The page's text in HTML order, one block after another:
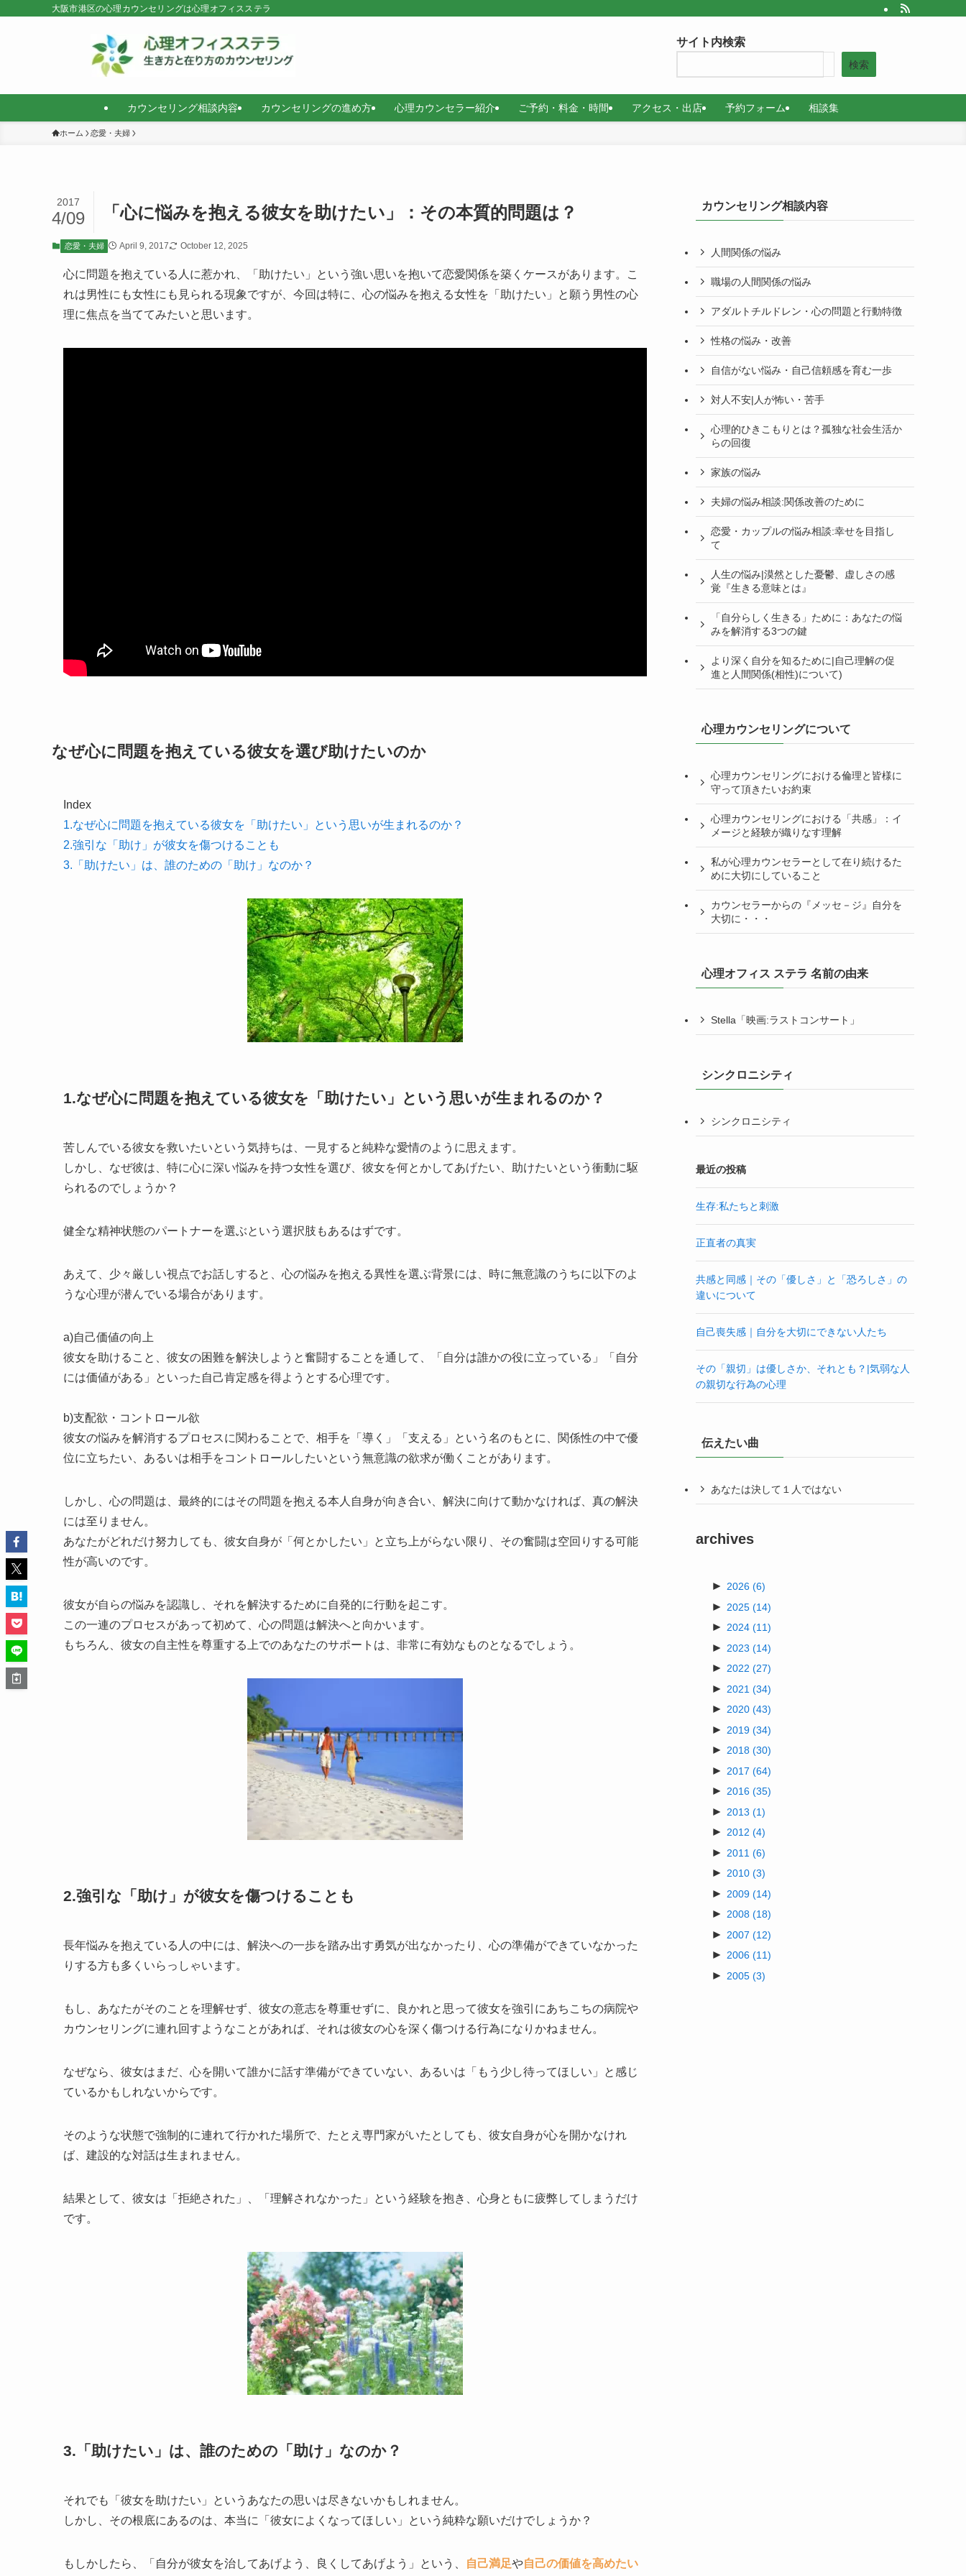
大阪市港区の心理カウンセリングは心理オフィスステラ
カウンセリング相談内容 カウンセリングの進め方 心理カウンセラー紹介 ご予約・料金・時間 アクセス・出店 予約フォーム 相談集
サイト内検索
検索
ホーム 恋愛・夫婦
「心に悩みを抱える彼女を助けたい」：その本質的問題は？
2017
4/09
恋愛・夫婦 April 9, 2017 October 12, 2025
心に問題を抱えている人に惹かれ、「助けたい」という強い思いを抱いて恋愛関係を築くケースがあります。こ
れは男性にも女性にも見られる現象ですが、今回は特に、心の悩みを抱える女性を「助けたい」と願う男性の心
理に焦点を当ててみたいと思います。
なぜ心に問題を抱えている彼女を選び助けたいのか
Index
1.なぜ心に問題を抱えている彼女を「助けたい」という思いが生まれるのか？
2.強引な「助け」が彼女を傷つけることも
3.「助けたい」は、誰のための「助け」なのか？
1.なぜ心に問題を抱えている彼女を「助けたい」という思いが生まれるのか？
苦しんでいる彼女を救いたいという気持ちは、一見すると純粋な愛情のように思えます。
しかし、なぜ彼は、特に心に深い悩みを持つ女性を選び、彼女を何とかしてあげたい、助けたいという衝動に駆
られるのでしょうか？
健全な精神状態のパートナーを選ぶという選択肢もあるはずです。
あえて、少々厳しい視点でお話しすると、心の悩みを抱える異性を選ぶ背景には、時に無意識のうちに以下のよ
うな心理が潜んでいる場合があります。
a)自己価値の向上
彼女を助けること、彼女の困難を解決しようと奮闘することを通して、「自分は誰かの役に立っている」「自分
には価値がある」といった自己肯定感を得ようとする心理です。
b)支配欲・コントロール欲
彼女の悩みを解消するプロセスに関わることで、相手を「導く」「支える」という名のもとに、関係性の中で優
位に立ちたい、あるいは相手をコントロールしたいという無意識の欲求が働くことがあります。
しかし、心の問題は、最終的にはその問題を抱える本人自身が向き合い、解決に向けて動かなければ、真の解決
には至りません。
あなたがどれだけ努力しても、彼女自身が「何とかしたい」と立ち上がらない限り、その奮闘は空回りする可能
性が高いのです。
彼女が自らの悩みを認識し、それを解決するために自発的に行動を起こす。
この一連のプロセスがあって初めて、心の問題は解決へと向かいます。
もちろん、彼女の自主性を尊重する上でのあなたのサポートは、非常に有効なものとなるでしょう。
2.強引な「助け」が彼女を傷つけることも
長年悩みを抱えている人の中には、解決への一歩を踏み出す勇気が出なかったり、心の準備ができていなかった
りする方も多くいらっしゃいます。
もし、あなたがそのことを理解せず、彼女の意志を尊重せずに、良かれと思って彼女を強引にあちこちの病院や
カウンセリングに連れ回すようなことがあれば、それは彼女の心を深く傷つける行為になりかねません。
なぜなら、彼女はまだ、心を開いて誰かに話す準備ができていない、あるいは「もう少し待ってほしい」と感じ
ているかもしれないからです。
そのような状態で強制的に連れて行かれた場所で、たとえ専門家がいたとしても、彼女自身が心を開かなけれ
ば、建設的な対話は生まれません。
結果として、彼女は「拒絶された」、「理解されなかった」という経験を抱き、心身ともに疲弊してしまうだけ
です。
3.「助けたい」は、誰のための「助け」なのか？
それでも「彼女を助けたい」というあなたの思いは尽きないかもしれません。
しかし、その根底にあるのは、本当に「彼女によくなってほしい」という純粋な願いだけでしょうか？
もしかしたら、「自分が彼女を治してあげよう、良くしてあげよう」という、 自己満足や自己の価値を高めたい
カウンセリング相談内容
人間関係の悩み
職場の人間関係の悩み
アダルトチルドレン・心の問題と行動特徴
性格の悩み・改善
自信がない悩み・自己信頼感を育む一歩
対人不安|人が怖い・苦手
心理的ひきこもりとは？孤独な社会生活か
らの回復
家族の悩み
夫婦の悩み相談:関係改善のために
恋愛・カップルの悩み相談:幸せを目指し
て
人生の悩み|漠然とした憂鬱、虚しさの感
覚『生きる意味とは』
「自分らしく生きる」ために：あなたの悩
みを解消する3つの鍵
より深く自分を知るために|自己理解の促
進と人間関係(相性)について)
心理カウンセリングについて
心理カウンセリングにおける倫理と皆様に
守って頂きたいお約束
心理カウンセリングにおける「共感」：イ
メージと経験が織りなす理解
私が心理カウンセラーとして在り続けるた
めに大切にしていること
カウンセラーからの『メッセ－ジ』自分を
大切に・・・
心理オフィス ステラ 名前の由来
Stella「映画:ラストコンサート」
シンクロニシティ
シンクロニシティ
最近の投稿
生存:私たちと刺激
正直者の真実
共感と同感｜その「優しさ」と「恐ろしさ」の
違いについて
自己喪失感｜自分を大切にできない人たち
その「親切」は優しさか、それとも？|気弱な人
の親切な行為の心理
伝えたい曲
あなたは決して１人ではない
archives
► 2026 (6)
► 2025 (14)
► 2024 (11)
► 2023 (14)
► 2022 (27)
► 2021 (34)
► 2020 (43)
► 2019 (34)
► 2018 (30)
► 2017 (64)
► 2016 (35)
► 2013 (1)
► 2012 (4)
► 2011 (6)
► 2010 (3)
► 2009 (14)
► 2008 (18)
► 2007 (12)
► 2006 (11)
► 2005 (3)